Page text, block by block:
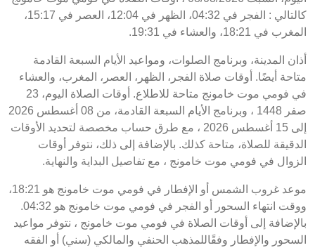
كالتالي : الفجر في 04:32، الظهر في 12:04، العصر في 15:17،
المغرب في 18:21، والعشاء في 19:31.
أذان المدينة، وبرنامج الصلوات، ومواعيد الأيام السبعة القادمة
متاحة أيضًا. أوقات صلاة الفجر، الظهر، العصر، المغرب، والعشاء
في فومي موت خامونج متاحة للاطلاع. أوقات الصلاة اليوم، 23
صفر 1448 ، وبرنامج الأيام السبعة القادمة، من 08 أغسطس 2026
إلى 15 أغسطس 2026 ، مع طرق حساب مخصصة لتحديد الأوقات
الدقيقة للصلاة، متاحة كذلك. بالإضافة إلى ذلك، نتوفر أوقات
الزوال في فومي موت خامونج ، مع تفاصيل البداية والنهاية.
موعد غروب الشمس أو الإفطار في فومي موت خامونج هو 18:21،
ووقت انتهاء السحور أو الفجر في فومي موت خامونج هو 04:32.
بالإضافة إلى أوقات الصلاة في فومي موت خامونج ، نتوفر مواعيد
السحور والإفطار وفقًاللمذهب الحنفي والمالكي (سني) أو الفقه